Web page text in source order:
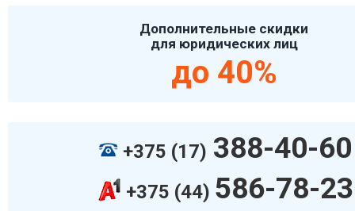
Дополнительные скидки
для юридических лиц
до 40%
+375 (17) 388-40-60
+375 (44) 586-78-23